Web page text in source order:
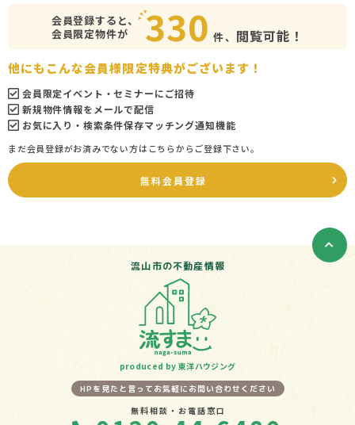
会員登録すると、
会員限定物件が
330 件、 閲覧可能！
他にもこんな会員様限定特典がございます！
会員限定イベント・セミナーにご招待
新規物件情報をメールで配信
お気に入り・検索条件保存マッチング通知機能
まだ会員登録がお済みでない方はこちらからご登録下さい。
無料会員登録
流山市の不動産情報
produced by 東洋ハウジング
HPを見たと言ってお気軽にお問い合わせください
無料相談・お電話窓口